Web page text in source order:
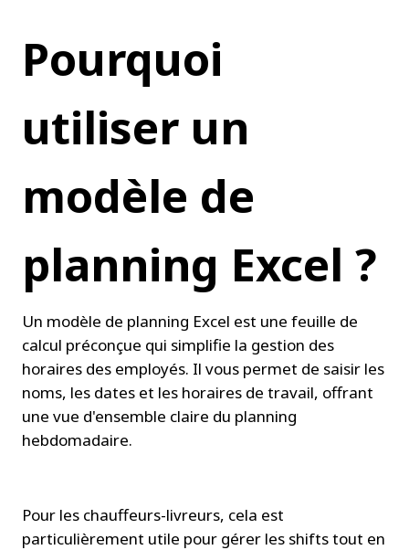
Pourquoi
utiliser un
modèle de
planning Excel ?
Un modèle de planning Excel est une feuille de
calcul préconçue qui simplifie la gestion des
horaires des employés. Il vous permet de saisir les
noms, les dates et les horaires de travail, offrant
une vue d'ensemble claire du planning
hebdomadaire.
Pour les chauffeurs-livreurs, cela est
particulièrement utile pour gérer les shifts tout en